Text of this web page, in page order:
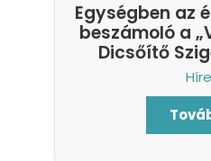
Egységben az
beszámoló a
Dicsőítő